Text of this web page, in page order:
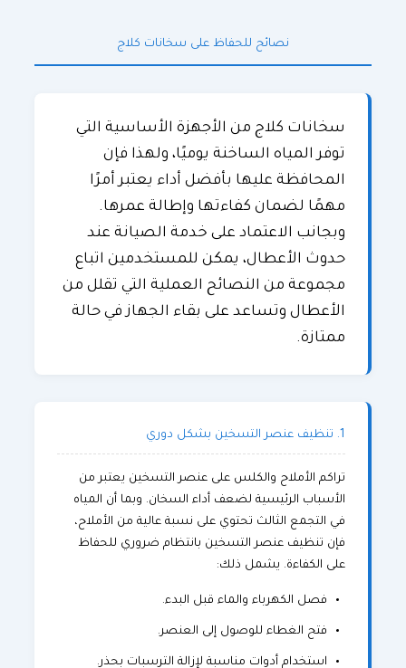
نصائح للحفاظ على سخانات كلاج
سخانات كلاج من الأجهزة الأساسية التي
توفر المياه الساخنة يوميًا، ولهذا فإن
المحافظة عليها بأفضل أداء يعتبر أمرًا
مهمًا لضمان كفاءتها وإطالة عمرها.
وبجانب الاعتماد على خدمة الصيانة عند
حدوث الأعطال، يمكن للمستخدمين اتباع
مجموعة من النصائح العملية التي تقلل من
الأعطال وتساعد على بقاء الجهاز في حالة
ممتازة.
1. تنظيف عنصر التسخين بشكل دوري
تراكم الأملاح والكلس على عنصر التسخين يعتبر من
الأسباب الرئيسية لضعف أداء السخان. وبما أن المياه
في التجمع الثالث تحتوي على نسبة عالية من الأملاح،
فإن تنظيف عنصر التسخين بانتظام ضروري للحفاظ
على الكفاءة. يشمل ذلك:
فصل الكهرباء والماء قبل البدء.
فتح الغطاء للوصول إلى العنصر.
استخدام أدوات مناسبة لإزالة الترسبات بحذر.